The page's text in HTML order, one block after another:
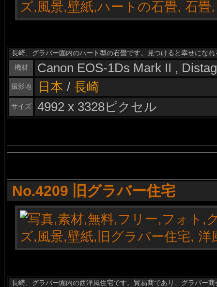
長崎、グラバー園内のハート型の石畳です。見つけると幸せにな
機材
Canon EOS-1Ds Mark II ,
撮影地 日本 / 長崎
サイズ 4992 x 3328ピクセル
No.4209 旧グラバー住宅
長崎、グラバー園内の西洋風住宅です。貿易商であり、グラバー